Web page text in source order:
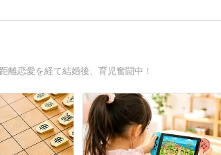
離恋愛を経て結婚後、育児奮闘中！